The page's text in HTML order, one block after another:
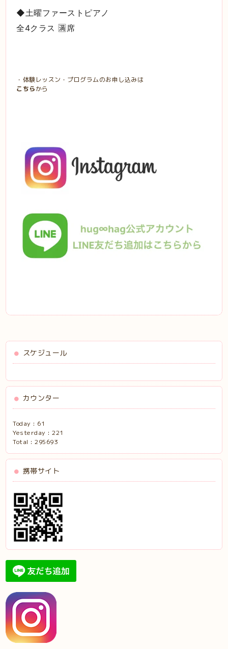
◆土曜ファーストピアノ
全4クラス 🈵席
・体験レッスン・プログラムのお申し込みは
こちらから
スケジュール
カウンター
Today : 61
Yesterday :221
Total :295693
携帯サイト